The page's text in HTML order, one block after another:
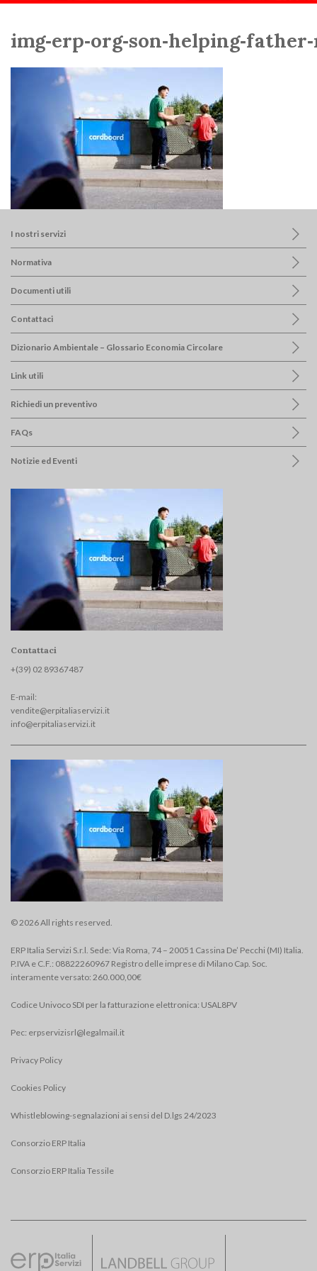
Scorri:Home Team img-erp-org-son-helping-father-recycle-cardboard-
I nostri servizi
Normativa
Documenti utili
Contattaci
Dizionario Ambientale – Glossario Economia Circolare
Link utili
Richiedi un preventivo
FAQs
Notizie ed Eventi
Contattaci
+(39) 02 89367487
E-mail:
vendite@erpitaliaservizi.it
info@erpitaliaservizi.it
© 2026 All rights reserved.
ERP Italia Servizi S.r.l. Sede: Via Roma, 74 – 20051 Cassina De’ Pecchi (MI) Italia.
P.IVA e C.F.: 08822260967 Registro delle imprese di Milano Cap. Soc.
interamente versato: 260.000,00€
Codice Univoco SDI per la fatturazione elettronica: USAL8PV
Pec: erpservizisrl@legalmail.it
Privacy Policy
Cookies Policy
Whistleblowing-segnalazioni ai sensi del D.lgs 24/2023
Consorzio ERP Italia
Consorzio ERP Italia Tessile